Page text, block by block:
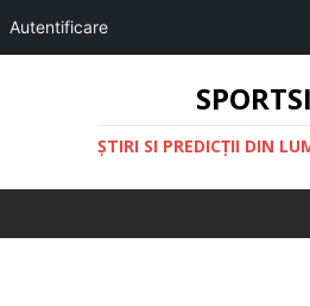
Autentificare
ŞTIRI SI PREDICŢII DIN